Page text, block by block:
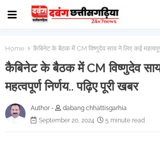
Home कैबिनेट के बैठक में CM विष्णुदेव साय ने लिए कई महत्वपूर्ण
कैबिनेट के बैठक में CM विष्णुदेव
महत्वपूर्ण निर्णय.. पढ़िए पूरी खबर
Author -
dabang chhattisgarhia
September 20, 2024
5 minute read